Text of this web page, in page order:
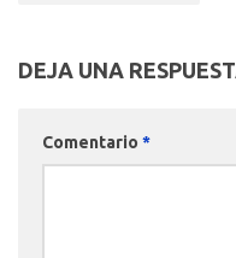
DEJA UNA
Comentario *